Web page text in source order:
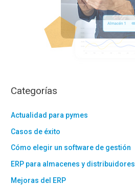
Categorías
Actualidad para pymes
Casos de éxito
Cómo elegir un software de gestión
ERP para almacenes y distribuidores
Mejoras del ERP